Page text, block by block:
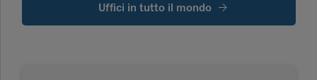
Uffici in tutto il mondo